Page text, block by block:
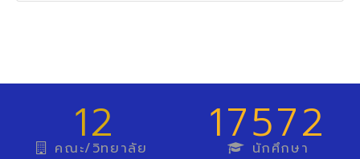
12
คณะ/วิทยาลัย 17572
นักศึกษา